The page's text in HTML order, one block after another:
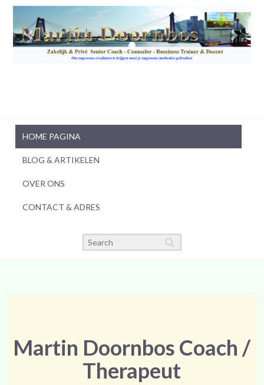
HOME PAGINA
BLOG & ARTIKELEN
OVER ONS
CONTACT & ADRES
Martin Doornbos Coach /
Therapeut